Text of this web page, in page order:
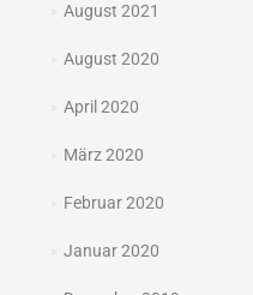
August 2021
August 2020
April 2020
März 2020
Februar 2020
Januar 2020